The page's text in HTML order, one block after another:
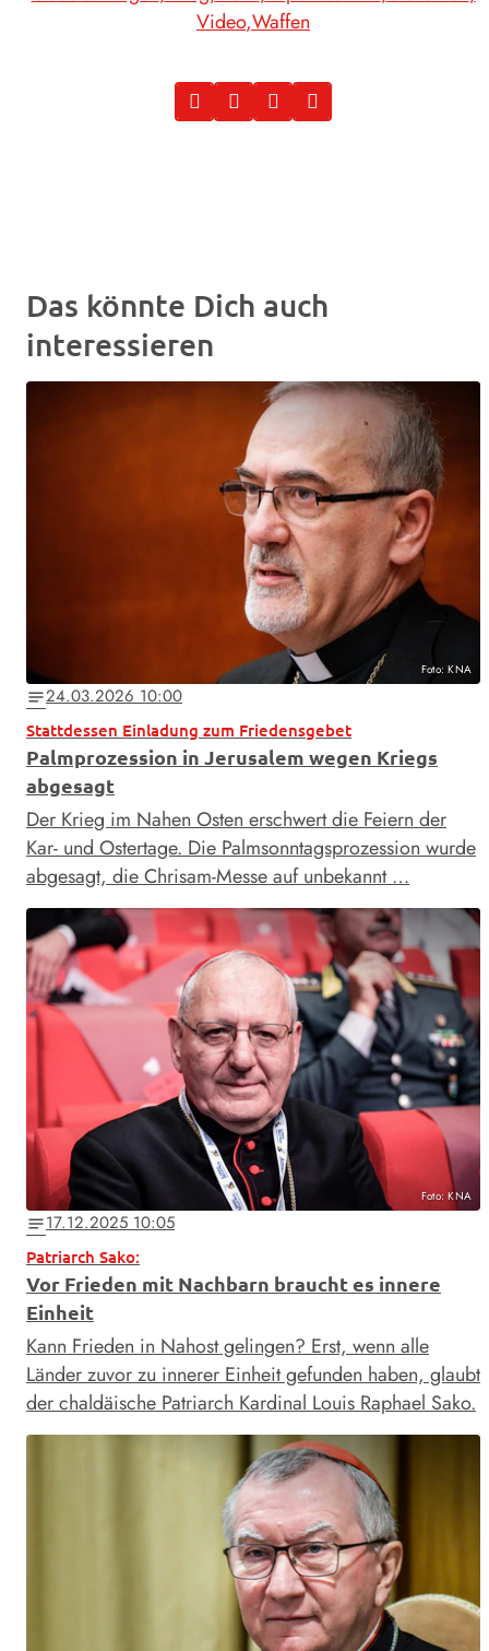
Video Waffen
Das könnte Dich auch
interessieren
Foto: KNA
notes24.03.2026 10:00
Stattdessen Einladung zum Friedensgebet
Palmprozession in Jerusalem wegen Kriegs
abgesagt
Der Krieg im Nahen Osten erschwert die Feiern der
Kar- und Ostertage. Die Palmsonntagsprozession wurde
abgesagt, die Chrisam-Messe auf unbekannt …
Foto: KNA
notes17.12.2025 10:05
Patriarch Sako:
Vor Frieden mit Nachbarn braucht es innere
Einheit
Kann Frieden in Nahost gelingen? Erst, wenn alle
Länder zuvor zu innerer Einheit gefunden haben, glaubt
der chaldäische Patriarch Kardinal Louis Raphael Sako.